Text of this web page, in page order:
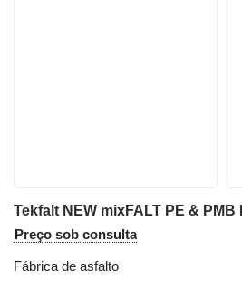
Tekfalt NEW mixFALT PE &
Preço sob consulta
Fábrica de asfalto